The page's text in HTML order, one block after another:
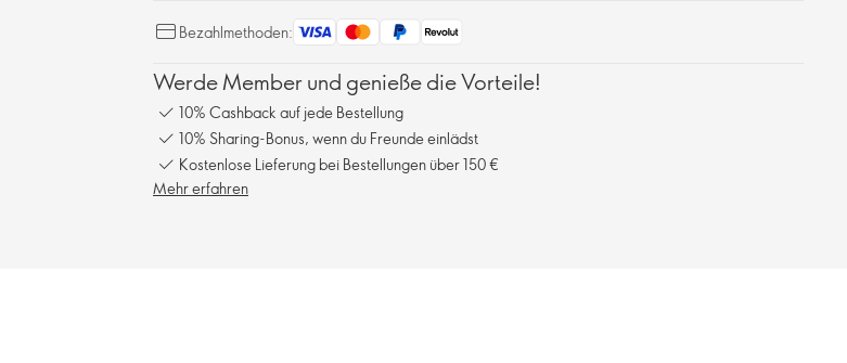
Bezahlmethoden:
Werde Member und genieße die Vorteile!
10% Cashback auf jede Bestellung
10% Sharing-Bonus, wenn du Freunde einlädst
Kostenlose Lieferung bei Bestellungen über 150 €
Mehr erfahren